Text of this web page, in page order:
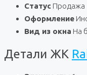
Статус Продажа
Оформление
Вид из окна На
Детали ЖК